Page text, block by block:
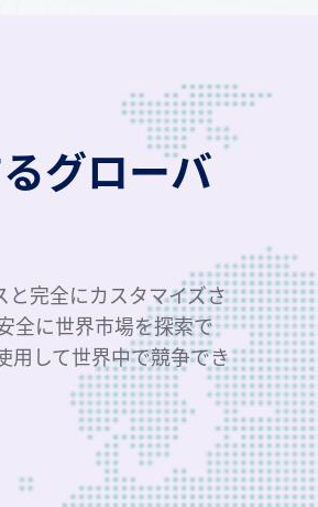
グローバ
完全にカスタマイズさ
全に世界市場を探索で
用して世界中で競争でき